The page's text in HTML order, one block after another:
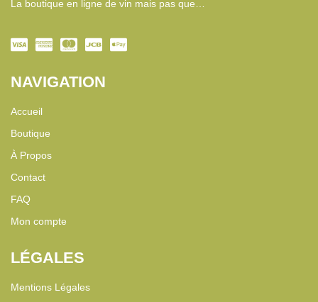
La boutique en ligne de vin mais pas que…
NAVIGATION
Accueil
Boutique
À Propos
Contact
FAQ
Mon compte
LÉGALES
Mentions Légales